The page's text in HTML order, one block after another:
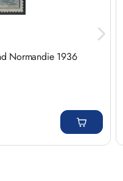
Normandie 1936